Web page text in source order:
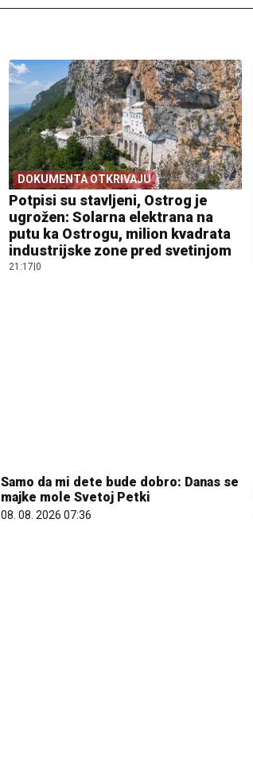
DOKUMENTA OTKRIVAJU
Potpisi su stavljeni, Ostrog je
ugrožen: Solarna elektrana na
putu ka Ostrogu, milion kvadrata
industrijske zone pred svetinjom
21:17 0
Samo da mi dete bude dobro: Danas se
majke mole Svetoj Petki
08. 08. 2026 07:36